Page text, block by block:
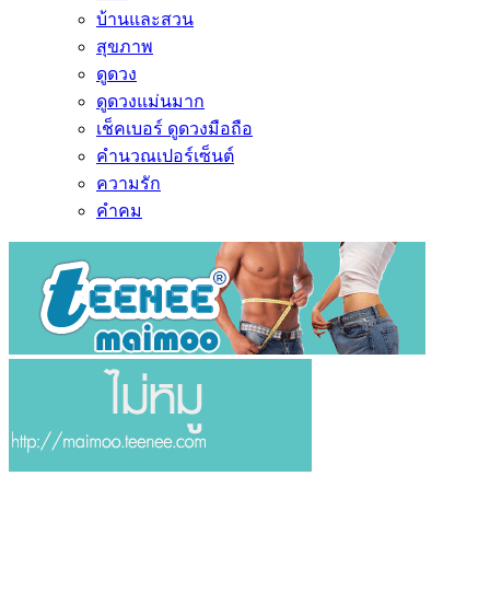
บ้านและสวน
สุขภาพ
ดูดวง
ดูดวงแม่นมาก
เช็คเบอร์ ดูดวงมือถือ
คำนวณเปอร์เซ็นต์
ความรัก
คำคม